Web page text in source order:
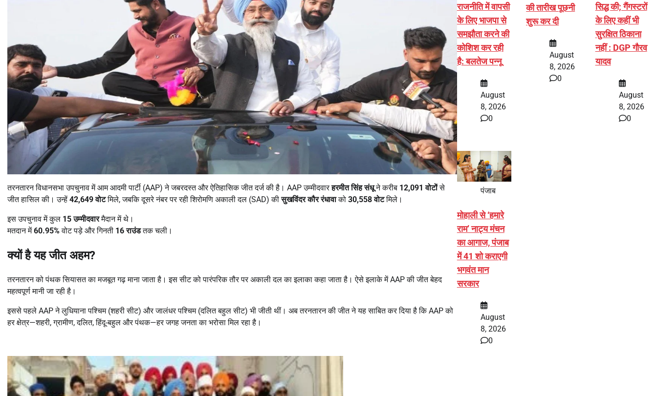
तरनतारन विधानसभा उपचुनाव में आम आदमी पार्टी (AAP) ने जबरदस्त और ऐतिहासिक जीत दर्ज की है। AAP उम्मीदवारहरमीत सिंह संधूने करीब 12,091वोटोंसे
जीत हासिल की। उन्हें 42,649वोटमिले, जबकि दूसरे नंबर पर रही शिरोमणि अकाली दल (SAD) कीसुखविंदर कौर रंधावाको 30,558वोटमिले।
इस उपचुनाव में कुल 15उम्मीदवारमैदान में थे।
मतदान में60.95%वोट पड़े और गिनती 16राउंडतक चली।
क्यों है यह जीत अहम?
तरनतारन को पंथक सियासत का मजबूत गढ़ माना जाता है। इस सीट को पारंपरिक तौर पर अकाली दल का इलाका कहा जाता है। ऐसे इलाके में AAP की जीत बेहद
महत्वपूर्ण मानी जा रही है।
इससे पहले AAP ने लुधियाना पश्चिम (शहरी सीट) और जालंधर पश्चिम (दलित बहुल सीट) भी जीती थीं। अब तरनतारन की जीत ने यह साबित कर दिया है कि AAP को
हर क्षेत्र—शहरी, ग्रामीण, दलित, हिंदू-बहुल और पंथक—हर जगह जनता का भरोसा मिल रहा है।
राजनीति में वापसी
के लिए भाजपा से
समझौता करने की
कोशिश कर रही
है: बलतेज पन्नू
August
8, 2026
0
की तारीख पूछनी
शुरू कर दी
August
8, 2026
0
सिद्ध की; गैंगस्टरों
के लिए कहीं भी
सुरक्षित ठिकाना
नहीं : DGP गौरव
यादव
August
8, 2026
0
पंजाब
मोहाली से ‘हमारे
राम’ नाट्य मंचन
का आगाज, पंजाब
में 41 शो कराएगी
भगवंत मान
सरकार
August
8, 2026
0